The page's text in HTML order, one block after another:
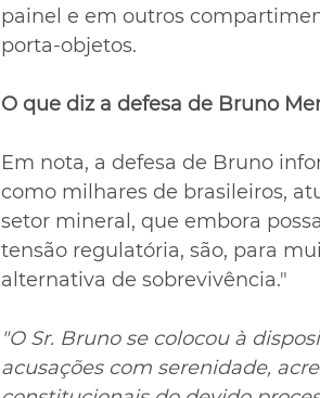
painel e em outros
porta-objetos.
O que diz a defesa de Bruno
Em nota, a defesa de Bruno
como milhares de brasileiros,
setor mineral, que embora
tensão regulatória, são, para
alternativa de sobrevivência."
"O Sr. Bruno se colocou à
acusações com serenidade,